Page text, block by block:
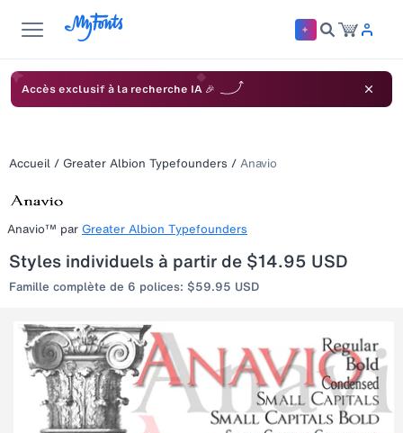
Accès exclusif à la recherche IA 🎉
Accueil / Greater Albion Typefounders / Anavio
Anavio™ par Greater Albion Typefounders
Styles individuels à partir de $14.95 USD
Famille complète de 6 polices: $59.95 USD